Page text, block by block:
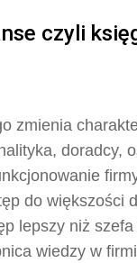
czyli
zmienia
doradcy,
do większości
lepszy niż szefa
wiedzy w